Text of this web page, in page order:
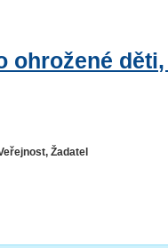
ohrožené
Žadatel